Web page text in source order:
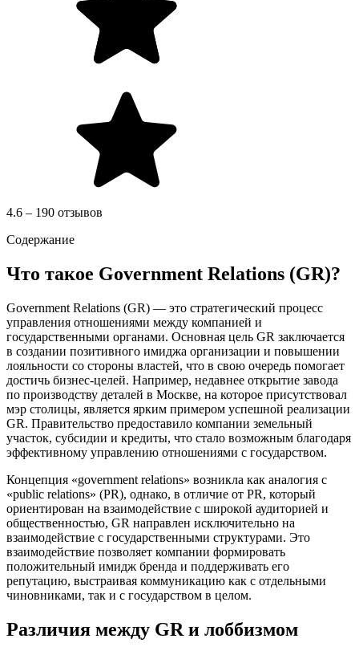
4.6 – 190 отзывов
Содержание
Что такое Government Relations (GR)?
Government Relations (GR) — это стратегический процесс
управления отношениями между компанией и
государственными органами. Основная цель GR заключается
в создании позитивного имиджа организации и повышении
лояльности со стороны властей, что в свою очередь помогает
достичь бизнес-целей. Например, недавнее открытие завода
по производству деталей в Москве, на которое присутствовал
мэр столицы, является ярким примером успешной реализации
GR. Правительство предоставило компании земельный
участок, субсидии и кредиты, что стало возможным благодаря
эффективному управлению отношениями с государством.
Концепция «government relations» возникла как аналогия с
«public relations» (PR), однако, в отличие от PR, который
ориентирован на взаимодействие с широкой аудиторией и
общественностью, GR направлен исключительно на
взаимодействие с государственными структурами. Это
взаимодействие позволяет компании формировать
положительный имидж бренда и поддерживать его
репутацию, выстраивая коммуникацию как с отдельными
чиновниками, так и с государством в целом.
Различия между GR и лоббизмом